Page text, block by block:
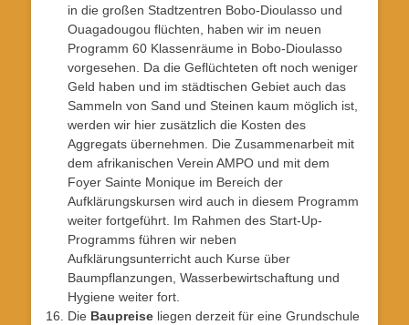
in die großen Stadtzentren Bobo-Dioulasso und
Ouagadougou flüchten, haben wir im neuen
Programm 60 Klassenräume in Bobo-Dioulasso
vorgesehen. Da die Geflüchteten oft noch weniger
Geld haben und im städtischen Gebiet auch das
Sammeln von Sand und Steinen kaum möglich ist,
werden wir hier zusätzlich die Kosten des
Aggregats übernehmen. Die Zusammenarbeit mit
dem afrikanischen Verein AMPO und mit dem
Foyer Sainte Monique im Bereich der
Aufklärungskursen wird auch in diesem Programm
weiter fortgeführt. Im Rahmen des Start-Up-
Programms führen wir neben
Aufklärungsunterricht auch Kurse über
Baumpflanzungen, Wasserbewirtschaftung und
Hygiene weiter fort.
Die Baupreise liegen derzeit für eine Grundschule